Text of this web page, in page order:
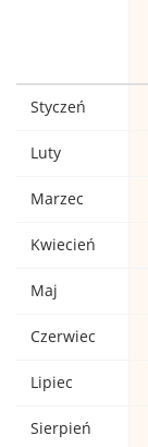
Styczeń
Luty
Marzec
Kwiecień
Maj
Czerwiec
Lipiec
Sierpień